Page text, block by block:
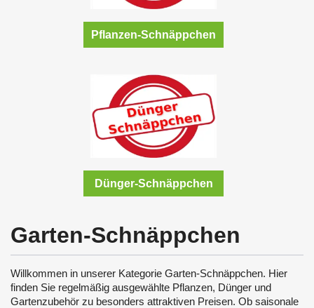
Garten-Schnäppchen
Willkommen in unserer Kategorie Garten-Schnäppchen. Hier
finden Sie regelmäßig ausgewählte Pflanzen, Dünger und
Gartenzubehör zu besonders attraktiven Preisen. Ob saisonale
Pflanzen-Schnäppchen
Dünger-Schnäppchen